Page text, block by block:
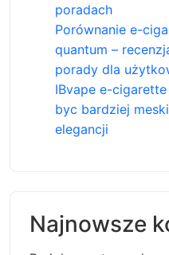
poradach
Porównanie e-
quantum –
porady dla
IBvape e-
byc bardziej
elegancji
Najnowsze